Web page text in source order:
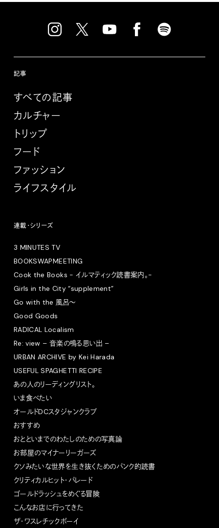
記事
すべての記事
カルチャー
トリップ
フード
ファッション
ライフスタイル
連載・シリーズ
3 MINUTES TV
BOOKSWAPMEETING
Cook the Books - イルマティック読書案内。-
Girls in the City “supplement”
Go with the 風呂〜
Good Goods
RADICAL Localism
Re: view – 音楽の鳴る思い出 –
URBAN ARCHIVE by Kei Harada
USEFUL SPAGHETTI RECIPE
あの人のリーディングリスト。
いま食べたい
オールドDCスタジャンクラブ
おすすめ
おとといまでのわたしのための写真論
お部屋のマイナーリーガーズ
クソみたいな世界を生き抜くためのパンク的読書
クリティカルヒット・パレード
ゴールドラッシュをめぐる冒険
こんなお店に行ってきた
ザ・ワスレチックボーイ